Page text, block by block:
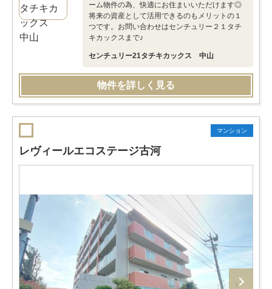
ーム物件の為、快適にお住まいいただけます◎
将来の資産として活用できるのもメリットの１
つです。お問い合わせはセンチュリー２１タチ
キカックスまで♪
センチュリー21タチキカックス 中山
物件を詳しく見る
マンション
レヴィールエコステージ古河